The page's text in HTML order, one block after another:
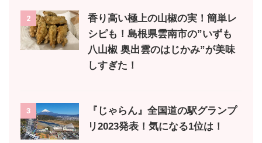
2
香り高い極上の山椒の実！簡単レ
シピも！島根県雲南市の”いずも
八山椒 奥出雲のはじかみ”が美味
しすぎた！
3
『じゃらん』全国道の駅グランプ
リ2023発表！気になる1位は！